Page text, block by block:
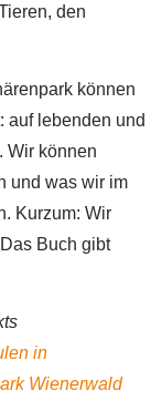
den
können
auf lebenden und
Wir können
und was wir im
Kurzum: Wir
Buch gibt
in
Wienerwald